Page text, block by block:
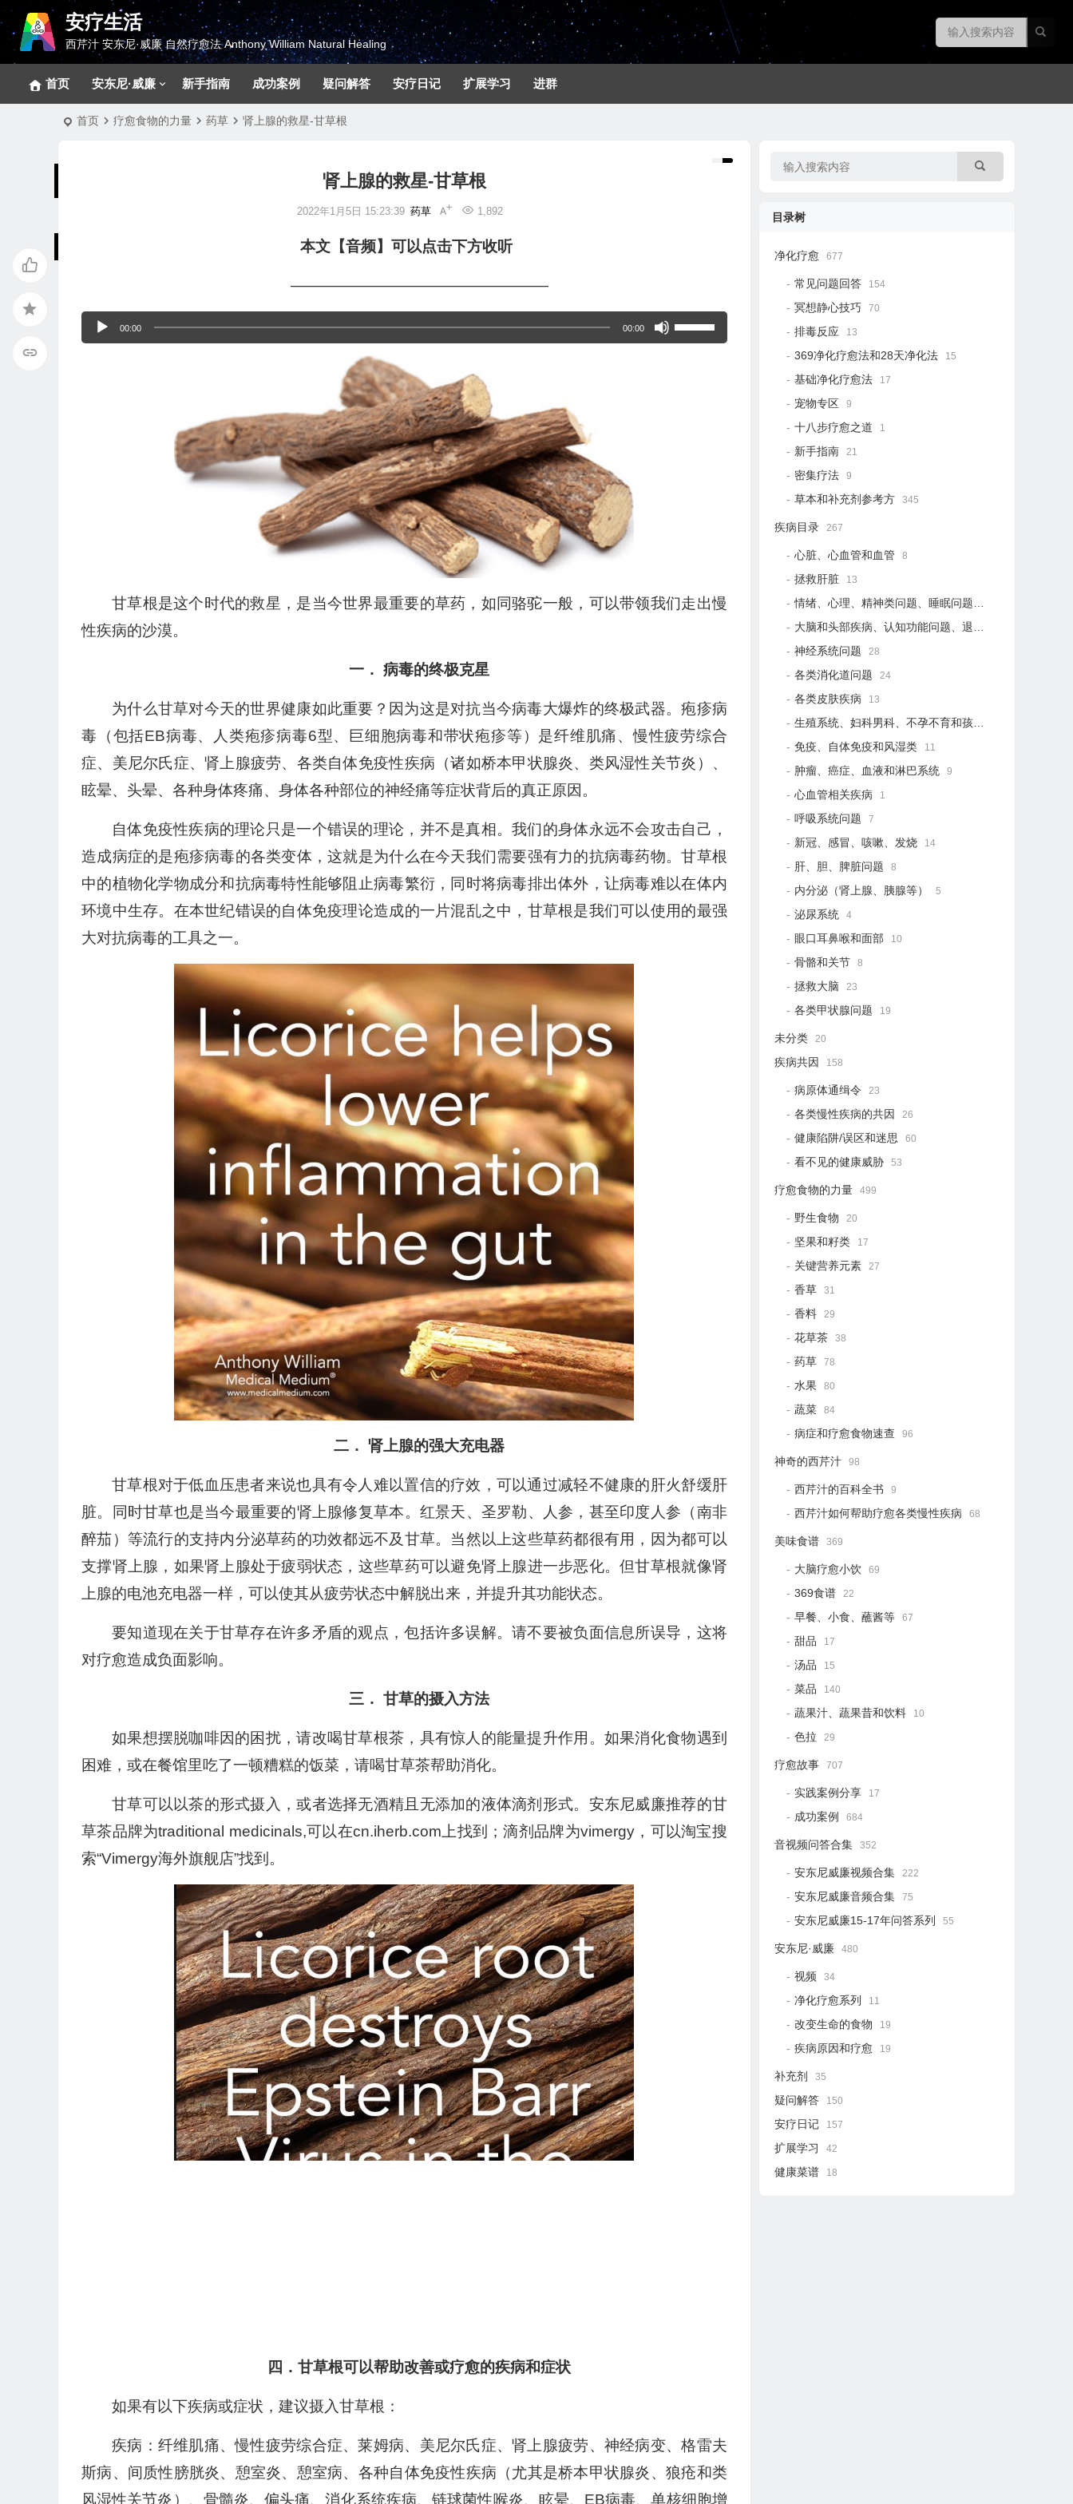
安疗生活
西芹汁 安东尼·威廉 自然疗愈法 Anthony William Natural Healing
首页 安东尼·威廉 新手指南 成功案例 疑问解答 安疗日记 扩展学习 进群
首页 疗愈食物的力量 药草 肾上腺的救星-甘草根
肾上腺的救星-甘草根
2022年1月5日 15:23:39 药草 1,892
本文【音频】可以点击下方收听
—————————————————
频
00:00 00:00
使
用
降
甘草根是这个时代的救星，是当今世界最重要的草药，如同骆驼一般，可以带领我们走出慢
性疾病的沙漠。
一． 病毒的终极克星
为什么甘草对今天的世界健康如此重要？因为这是对抗当今病毒大爆炸的终极武器。疱疹病
毒（包括EB病毒、人类疱疹病毒6型、巨细胞病毒和带状疱疹等）是纤维肌痛、慢性疲劳综合
症、美尼尔氏症、肾上腺疲劳、各类自体免疫性疾病（诸如桥本甲状腺炎、类风湿性关节炎）、
眩晕、头晕、各种身体疼痛、身体各种部位的神经痛等症状背后的真正原因。
自体免疫性疾病的理论只是一个错误的理论，并不是真相。我们的身体永远不会攻击自己，
造成病症的是疱疹病毒的各类变体，这就是为什么在今天我们需要强有力的抗病毒药物。甘草根
中的植物化学物成分和抗病毒特性能够阻止病毒繁衍，同时将病毒排出体外，让病毒难以在体内
环境中生存。在本世纪错误的自体免疫理论造成的一片混乱之中，甘草根是我们可以使用的最强
大对抗病毒的工具之一。
二． 肾上腺的强大充电器
甘草根对于低血压患者来说也具有令人难以置信的疗效，可以通过减轻不健康的肝火舒缓肝
脏。同时甘草也是当今最重要的肾上腺修复草本。红景天、圣罗勒、人参，甚至印度人参（南非
醉茄）等流行的支持内分泌草药的功效都远不及甘草。当然以上这些草药都很有用，因为都可以
支撑肾上腺，如果肾上腺处于疲弱状态，这些草药可以避免肾上腺进一步恶化。但甘草根就像肾
上腺的电池充电器一样，可以使其从疲劳状态中解脱出来，并提升其功能状态。
要知道现在关于甘草存在许多矛盾的观点，包括许多误解。请不要被负面信息所误导，这将
对疗愈造成负面影响。
三． 甘草的摄入方法
如果想摆脱咖啡因的困扰，请改喝甘草根茶，具有惊人的能量提升作用。如果消化食物遇到
困难，或在餐馆里吃了一顿糟糕的饭菜，请喝甘草茶帮助消化。
甘草可以以茶的形式摄入，或者选择无酒精且无添加的液体滴剂形式。安东尼威廉推荐的甘
草茶品牌为traditional medicinals,可以在cn.iherb.com上找到；滴剂品牌为vimergy，可以淘宝搜
索“Vimergy海外旗舰店”找到。
四．甘草根可以帮助改善或疗愈的疾病和症状
如果有以下疾病或症状，建议摄入甘草根：
疾病：纤维肌痛、慢性疲劳综合症、莱姆病、美尼尔氏症、肾上腺疲劳、神经病变、格雷夫
斯病、间质性膀胱炎、憩室炎、憩室病、各种自体免疫性疾病（尤其是桥本甲状腺炎、狼疮和类
风湿性关节炎）、骨髓炎、偏头痛、消化系统疾病、链球菌性喉炎、眩晕、EB病毒、单核细胞增
目录树
净化疗愈 677
常见问题回答 154
冥想静心技巧 70
排毒反应 13
369净化疗愈法和28天净化法 15
基础净化疗愈法 17
宠物专区 9
十八步疗愈之道 1
新手指南 21
密集疗法 9
草本和补充剂参考方 345
疾病目录 267
心脏、心血管和血管 8
拯救肝脏 13
情绪、心理、精神类问题、睡眠问题 18
大脑和头部疾病、认知功能问题、退行性疾病
神经系统问题 28
各类消化道问题 24
各类皮肤疾病 13
生殖系统、妇科男科、不孕不育和孩子健康
免疫、自体免疫和风湿类 11
肿瘤、癌症、血液和淋巴系统 9
心血管相关疾病 1
呼吸系统问题 7
新冠、感冒、咳嗽、发烧 14
肝、胆、脾脏问题 8
内分泌（肾上腺、胰腺等） 5
泌尿系统 4
眼口耳鼻喉和面部 10
骨骼和关节 8
拯救大脑 23
各类甲状腺问题 19
未分类 20
疾病共因 158
病原体通缉令 23
各类慢性疾病的共因 26
健康陷阱/误区和迷思 60
看不见的健康威胁 53
疗愈食物的力量 499
野生食物 20
坚果和籽类 17
关键营养元素 27
香草 31
香料 29
花草茶 38
药草 78
水果 80
蔬菜 84
病症和疗愈食物速查 96
神奇的西芹汁 98
西芹汁的百科全书 9
西芹汁如何帮助疗愈各类慢性疾病 68
美味食谱 369
大脑疗愈小饮 69
369食谱 22
早餐、小食、蘸酱等 67
甜品 17
汤品 15
菜品 140
蔬果汁、蔬果昔和饮料 10
色拉 29
疗愈故事 707
实践案例分享 17
成功案例 684
音视频问答合集 352
安东尼威廉视频合集 222
安东尼威廉音频合集 75
安东尼威廉15-17年问答系列 55
安东尼·威廉 480
视频 34
净化疗愈系列 11
改变生命的食物 19
疾病原因和疗愈 19
补充剂 35
疑问解答 150
安疗日记 157
扩展学习 42
健康菜谱 18